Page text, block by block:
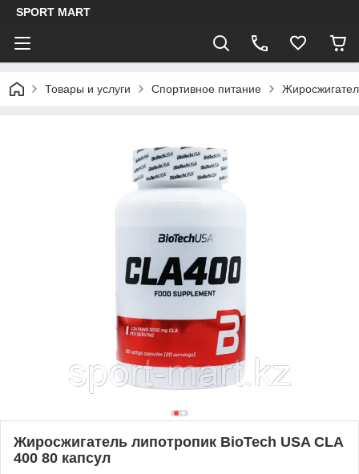
SPORT MART
Товары и услуги Спортивное питание
Жиросжигатель липотропик BioTech USA CLA
400 80 капсул